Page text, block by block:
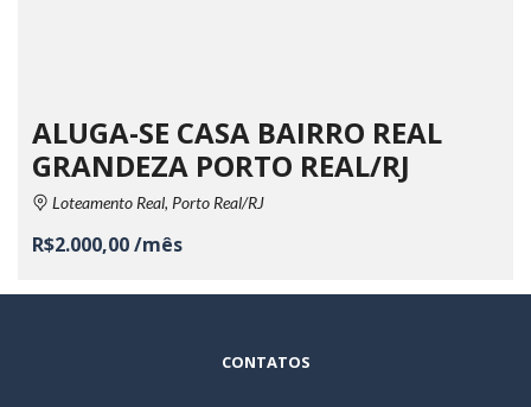
ALUGA-SE CASA BAIRRO REAL
GRANDEZA PORTO REAL/RJ
Loteamento Real, Porto Real/RJ
R$2.000,00 /mês
CONTATOS